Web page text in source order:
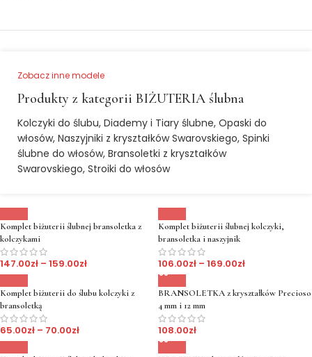
Zobacz inne modele
Produkty z kategorii BIŻUTERIA ślubna
Kolczyki do ślubu, Diademy i Tiary ślubne, Opaski do
włosów, Naszyjniki z kryształków Swarovskiego, Spinki
ślubne do włosów, Bransoletki z kryształków
Swarovskiego, Stroiki do włosów
Komplet biżuterii ślubnej bransoletka z
kolczykami
147.00zł – 159.00zł
Komplet biżuterii ślubnej kolczyki,
bransoletka i naszyjnik
106.00zł – 169.00zł
Komplet biżuterii do ślubu kolczyki z
bransoletką
65.00zł – 70.00zł
BRANSOLETKA z kryształków Precioso
4 mm i 12 mm
108.00zł